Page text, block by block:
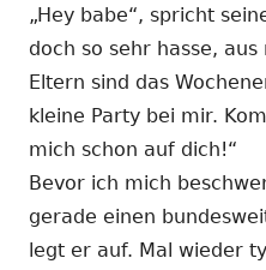
„Hey babe“, spricht
doch so sehr hasse,
Eltern sind das
kleine Party bei mir.
mich schon auf dich!“
Bevor ich mich
gerade einen
legt er auf. Mal wieder